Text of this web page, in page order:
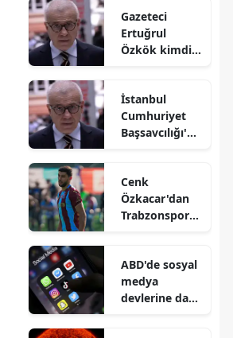
soruşturma
açıldı? Seda
Kadıgil aslen
Gazeteci
Ertuğrul
Özkök kimdir,
İstanbul
Cumhuriyet
Başsavcılığı'nd
hakkında
soruşturma
Cenk
Özkacar'dan
Trabzonspor
olmuş gibi
değil
ABD'de sosyal
medya
devlerine dava